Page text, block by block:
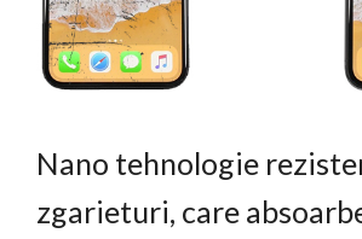
Nano tehnologie
zgarieturi, care